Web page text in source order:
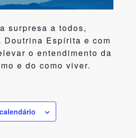
surpresa a todos,
Doutrina Espírita e com
o entendimento da
e do como viver.